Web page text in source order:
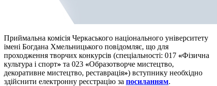
Приймальна комісія Черкаського національного університету
імені Богдана Хмельницького повідомляє, що для
проходження творчих конкурсів (спеціальності: 017 «Фізична
культура і спорт» та 023 «Образотворче мистецтво,
декоративне мистецтво, реставрація») вступнику необхідно
здійснити електронну реєстрацію за посиланням.